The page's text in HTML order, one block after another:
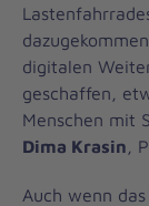
digitalen
geschaffen,
Menschen mit
Dima Krasin ,
Auch wenn